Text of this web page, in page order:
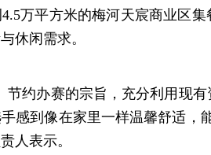
万平方米的梅河天宸商业区
休闲需求。
约办赛的宗旨，充分利用现
感到像在家里一样温馨舒适，
人表示。